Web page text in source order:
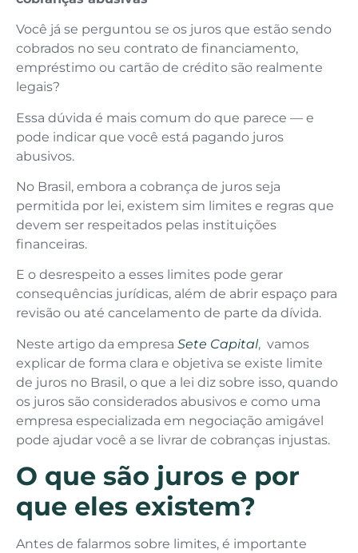
Você já se perguntou se os juros que estão sendo
cobrados no seu contrato de financiamento,
empréstimo ou cartão de crédito são realmente
legais?
Essa dúvida é mais comum do que parece — e
pode indicar que você está pagando juros
abusivos.
No Brasil, embora a cobrança de juros seja
permitida por lei, existem sim limites e regras que
devem ser respeitados pelas instituições
financeiras.
E o desrespeito a esses limites pode gerar
consequências jurídicas, além de abrir espaço para
revisão ou até cancelamento de parte da dívida.
Neste artigo da empresa Sete Capital, vamos
explicar de forma clara e objetiva se existe limite
de juros no Brasil, o que a lei diz sobre isso, quando
os juros são considerados abusivos e como uma
empresa especializada em negociação amigável
pode ajudar você a se livrar de cobranças injustas.
O que são juros e por
que eles existem?
Antes de falarmos sobre limites, é importante